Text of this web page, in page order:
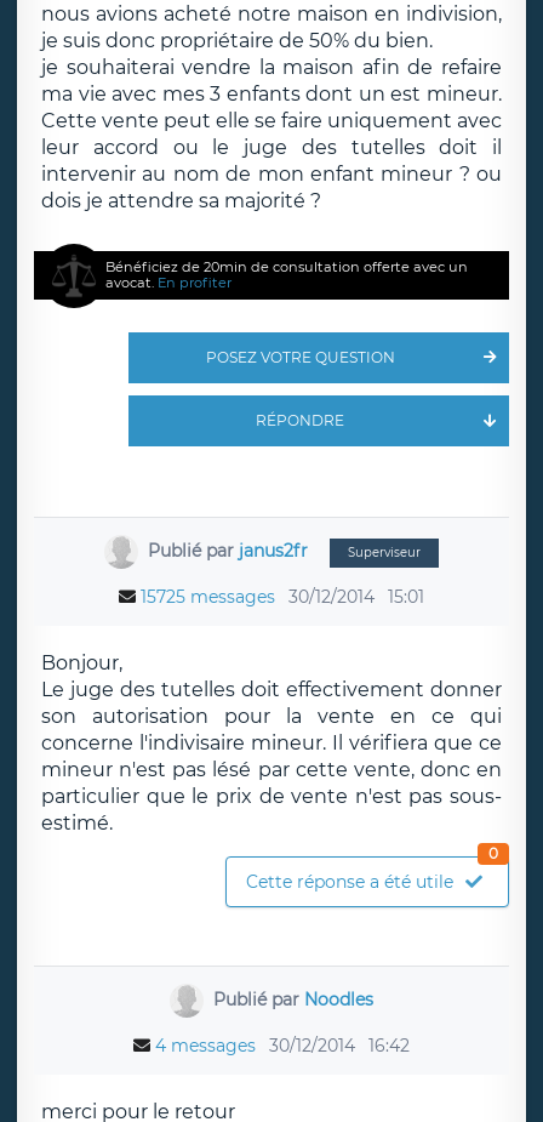
nous avions acheté notre maison en indivision,
je suis donc propriétaire de 50% du bien.
je souhaiterai vendre la maison afin de refaire
ma vie avec mes 3 enfants dont un est mineur.
Cette vente peut elle se faire uniquement avec
leur accord ou le juge des tutelles doit il
intervenir au nom de mon enfant mineur ? ou
dois je attendre sa majorité ?
Bénéficiez de 20min de consultation offerte avec un
avocat. En profiter
POSEZ VOTRE QUESTION
RÉPONDRE
Publié par janus2fr Superviseur
15725 messages 30/12/2014 15:01
Bonjour,
Le juge des tutelles doit effectivement donner
son autorisation pour la vente en ce qui
concerne l'indivisaire mineur. Il vérifiera que ce
mineur n'est pas lésé par cette vente, donc en
particulier que le prix de vente n'est pas sous-
estimé.
Cette réponse a été utile
0
Publié par Noodles
4 messages 30/12/2014 16:42
merci pour le retour